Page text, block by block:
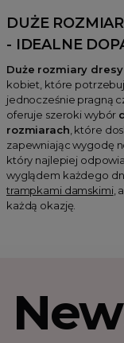
DUŻE
- IDEALNE
Duże rozmiary
kobiet, które
jednocześnie pragną
oferuje szeroki wybór
rozmiarach, które
zapewniając wygodę
który najlepiej
wyglądem każdego
trampkami damskimi,
każdą okazję.